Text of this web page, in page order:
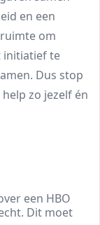
en een
om
initiatief te
Dus stop
zo jezelf én
een HBO
Dit moet